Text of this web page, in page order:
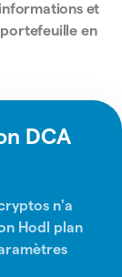
et
en
DCA
n'a
Hodl plan